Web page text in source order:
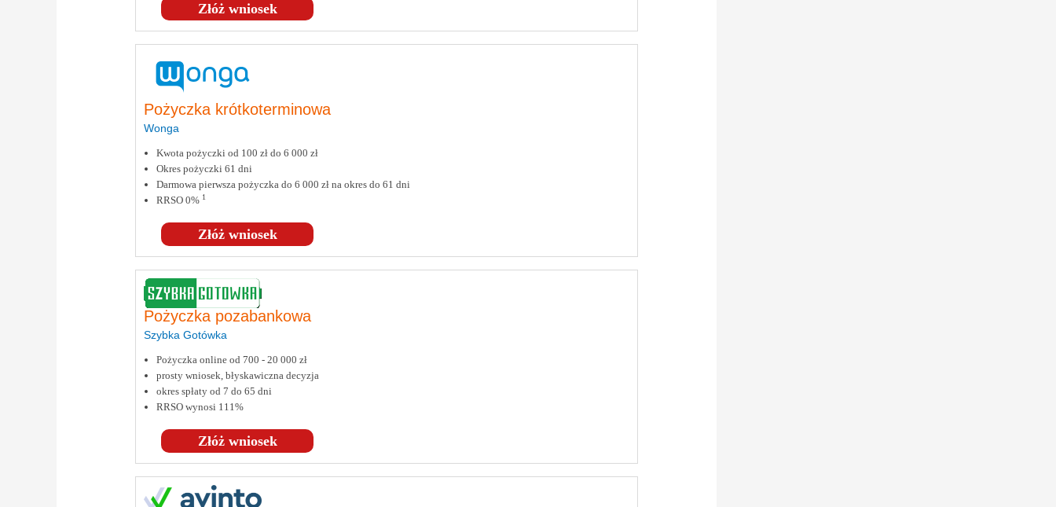
Złóż wniosek
Pożyczka krótkoterminowa
Wonga
Złóż wniosek
Kwota pożyczki od 100 zł do 6 000 zł
Okres pożyczki 61 dni
Darmowa pierwsza pożyczka do 6 000 zł na okres do 61 dni
RRSO 0% 1
Pożyczka pozabankowa
Szybka Gotówka
Złóż wniosek
Pożyczka online od 700 - 20 000 zł
prosty wniosek, błyskawiczna decyzja
okres spłaty od 7 do 65 dni
RRSO wynosi 111%